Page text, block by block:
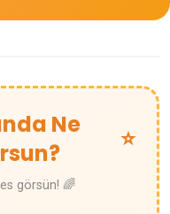
Ne
⭐
görsün! 🌈